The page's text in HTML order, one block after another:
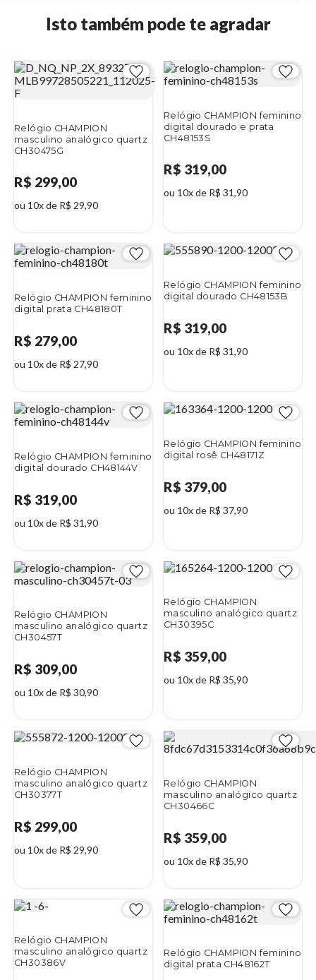
Isto também pode te agradar
Relógio CHAMPION
masculino analógico quartz
CH30475G
R$ 299,00
ou 10x de R$ 29,90
Relógio CHAMPION feminino
digital dourado e prata
CH48153S
R$ 319,00
ou 10x de R$ 31,90
Relógio CHAMPION feminino
digital prata CH48180T
R$ 279,00
ou 10x de R$ 27,90
Relógio CHAMPION feminino
digital dourado CH48153B
R$ 319,00
ou 10x de R$ 31,90
Relógio CHAMPION feminino
digital dourado CH48144V
R$ 319,00
ou 10x de R$ 31,90
Relógio CHAMPION feminino
digital rosê CH48171Z
R$ 379,00
ou 10x de R$ 37,90
Relógio CHAMPION
masculino analógico quartz
CH30457T
R$ 309,00
ou 10x de R$ 30,90
Relógio CHAMPION
masculino analógico quartz
CH30395C
R$ 359,00
ou 10x de R$ 35,90
Relógio CHAMPION
masculino analógico quartz
CH30377T
R$ 299,00
ou 10x de R$ 29,90
Relógio CHAMPION
masculino analógico quartz
CH30466C
R$ 359,00
ou 10x de R$ 35,90
Relógio CHAMPION
masculino analógico quartz
CH30386V
Relógio CHAMPION feminino
digital prata CH48162T